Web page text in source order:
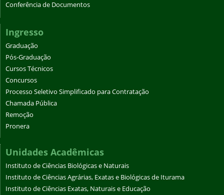
Conferência de Documentos
Ingresso
Graduação
Pós-Graduação
Cursos Técnicos
Concursos
Processo Seletivo Simplificado para Contratação
Chamada Pública
Remoção
Pronera
Unidades Acadêmicas
Instituto de Ciências Biológicas e Naturais
Instituto de Ciências Agrárias, Exatas e Biológicas de Iturama
Instituto de Ciências Exatas, Naturais e Educação